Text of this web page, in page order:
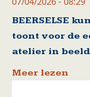
BEERSELSE
toont voor de
atelier in beeld
Meer lezen